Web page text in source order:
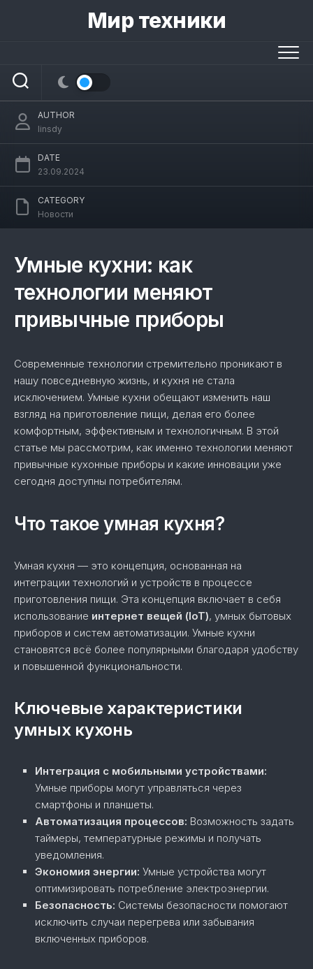
Мир техники
Умные кухни: как технологии меняют
привычные приборы
AUTHOR
linsdy
DATE
23.09.2024
CATEGORY
Новости
Умные кухни: как
технологии меняют
привычные приборы
Современные технологии стремительно проникают в
нашу повседневную жизнь, и кухня не стала
исключением. Умные кухни обещают изменить наш
взгляд на приготовление пищи, делая его более
комфортным, эффективным и технологичным. В этой
статье мы рассмотрим, как именно технологии меняют
привычные кухонные приборы и какие инновации уже
сегодня доступны потребителям.
Что такое умная кухня?
Умная кухня — это концепция, основанная на
интеграции технологий и устройств в процессе
приготовления пищи. Эта концепция включает в себя
использование интернет вещей (IoT), умных бытовых
приборов и систем автоматизации. Умные кухни
становятся всё более популярными благодаря удобству
и повышенной функциональности.
Ключевые характеристики
умных кухонь
Интеграция с мобильными устройствами:
Умные приборы могут управляться через
смартфоны и планшеты.
Автоматизация процессов: Возможность задать
таймеры, температурные режимы и получать
уведомления.
Экономия энергии: Умные устройства могут
оптимизировать потребление электроэнергии.
Безопасность: Системы безопасности помогают
исключить случаи перегрева или забывания
включенных приборов.